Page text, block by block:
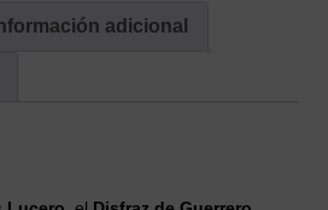
adicional